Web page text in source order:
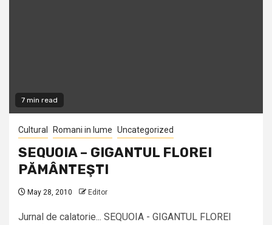
7 min read
Cultural Romani in lume Uncategorized
SEQUOIA – GIGANTUL FLOREI
PĂMÂNTEŞTI
May 28, 2010 Editor
Jurnal de calatorie... SEQUOIA - GIGANTUL FLOREI